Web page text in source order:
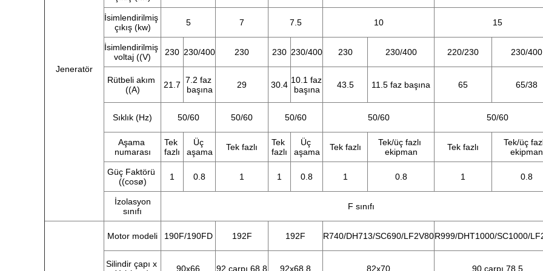
Jeneratör
İsimlendirilmiş
çıkış (kw)
5 7 7.5 10 15
İsimlendirilmiş
voltaj ((V)
230 230/400 230 230 230/400 230 230/400 220/230 230/400
Rütbeli akım
((A)
21.7 7.2 faz
başına
29 30.4 10.1 faz
başına
43.5 11.5 faz başına 65 65/38
Sıklık (Hz) 50/60 50/60 50/60 50/60 50/60
Aşama
numarası
Tek
fazlı
Üç
aşama
Tek fazlı
Tek
fazlı
Üç
aşama
Tek fazlı
Tek/üç fazlı
ekipman
Tek fazlı
Tek/üç
ekipman
Güç Faktörü
((cosø)
1 0.8 1 1 0.8 1 0.8 1 0.8
İzolasyon
sınıfı
F sınıfı
Motor modeli 190F/190FD 192F 192F R740/DH713/SC690/LF2V80R999/DHT1000/SC1000/
Silindir çapı x
90x66 92 çarpı 68.8 92x68.8 82x70 90 çarpı 78.5